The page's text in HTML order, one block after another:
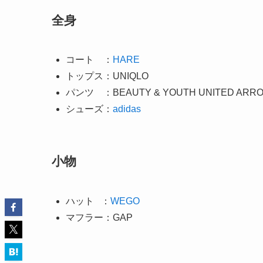
全身
コート ： HARE
トップス：UNIQLO
パンツ ：BEAUTY & YOUTH UNITED
シューズ： adidas
小物
ハット ： WEGO
マフラー：GAP